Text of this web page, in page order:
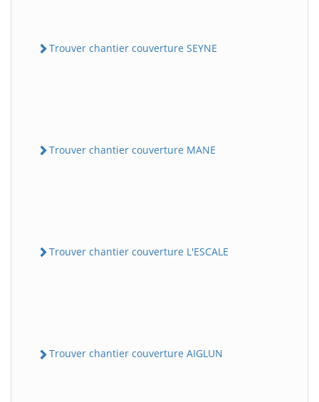
Trouver chantier couverture SEYNE
Trouver chantier couverture MANE
Trouver chantier couverture L'ESCALE
Trouver chantier couverture AIGLUN